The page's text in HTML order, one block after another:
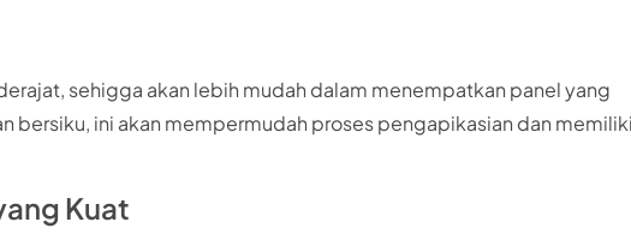
sehigga akan lebih mudah dalam menempatkan panel yang
bersiku, ini akan mempermudah proses pengapikasian dan
Kuat